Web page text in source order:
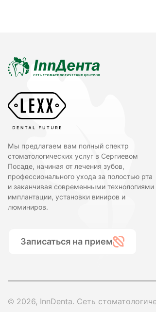
Мы предлагаем вам полный спектр
стоматологических услуг в Сергиевом
Посаде, начиная от лечения зубов,
профессионального ухода за полостью рта
и заканчивая современными технологиями
имплантации, установки виниров и
люминиров.
Записаться на прием
© 2026, InnDenta. Сеть